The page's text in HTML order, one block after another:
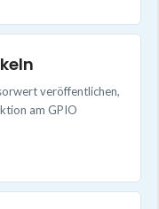
veröffentlichen,
am GPIO